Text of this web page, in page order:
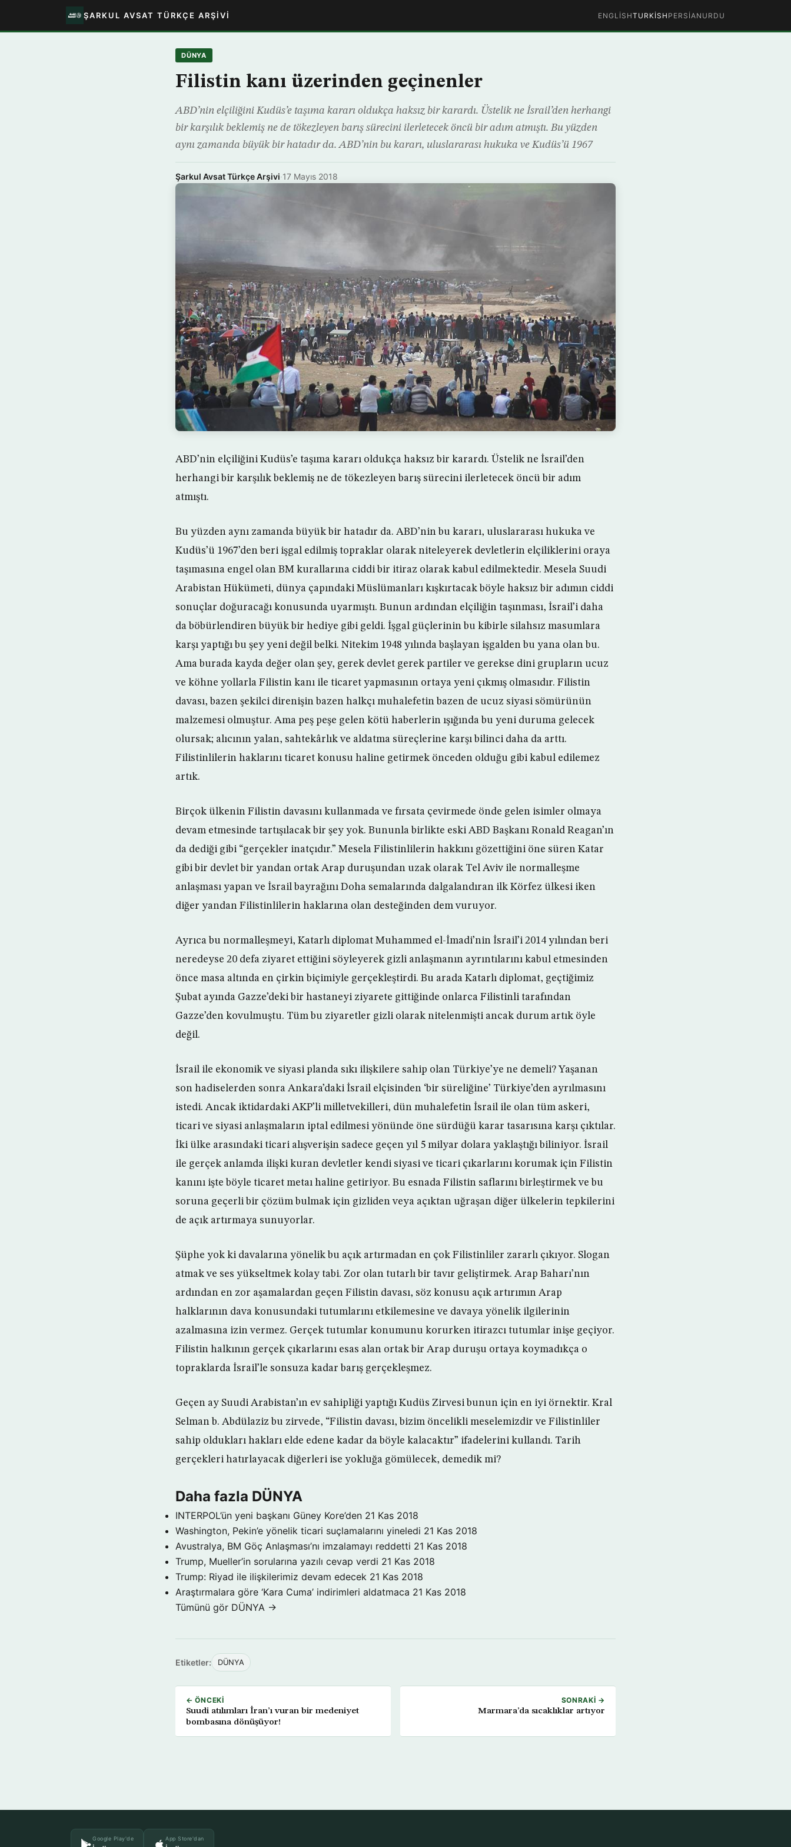
ŞARKUL AVSAT TÜRKÇE ARŞIVI ENGLISHTURKISH PERSIAN URDU
DÜNYA
Filistin kanı üzerinden geçinenler
ABD’nin elçiliğini Kudüs’e taşıma kararı oldukça haksız bir karardı. Üstelik ne İsrail’den herhangi
bir karşılık beklemiş ne de tökezleyen barış sürecini ilerletecek öncü bir adım atmıştı. Bu yüzden
aynı zamanda büyük bir hatadır da. ABD’nin bu kararı, uluslararası hukuka ve Kudüs’ü 1967
Şarkul Avsat Türkçe Arşivi·17 Mayıs 2018
ABD’nin elçiliğini Kudüs’e taşıma kararı oldukça haksız bir karardı. Üstelik ne İsrail’den
herhangi bir karşılık beklemiş ne de tökezleyen barış sürecini ilerletecek öncü bir adım
atmıştı.
Bu yüzden aynı zamanda büyük bir hatadır da. ABD’nin bu kararı, uluslararası hukuka ve
Kudüs’ü 1967’den beri işgal edilmiş topraklar olarak niteleyerek devletlerin elçiliklerini oraya
taşımasına engel olan BM kurallarına ciddi bir itiraz olarak kabul edilmektedir. Mesela Suudi
Arabistan Hükümeti, dünya çapındaki Müslümanları kışkırtacak böyle haksız bir adımın ciddi
sonuçlar doğuracağı konusunda uyarmıştı. Bunun ardından elçiliğin taşınması, İsrail’i daha
da böbürlendiren büyük bir hediye gibi geldi. İşgal güçlerinin bu kibirle silahsız masumlara
karşı yaptığı bu şey yeni değil belki. Nitekim 1948 yılında başlayan işgalden bu yana olan bu.
Ama burada kayda değer olan şey, gerek devlet gerek partiler ve gerekse dini grupların ucuz
ve köhne yollarla Filistin kanı ile ticaret yapmasının ortaya yeni çıkmış olmasıdır. Filistin
davası, bazen şekilci direnişin bazen halkçı muhalefetin bazen de ucuz siyasi sömürünün
malzemesi olmuştur. Ama peş peşe gelen kötü haberlerin ışığında bu yeni duruma gelecek
olursak; alıcının yalan, sahtekârlık ve aldatma süreçlerine karşı bilinci daha da arttı.
Filistinlilerin haklarını ticaret konusu haline getirmek önceden olduğu gibi kabul edilemez
artık.
Birçok ülkenin Filistin davasını kullanmada ve fırsata çevirmede önde gelen isimler olmaya
devam etmesinde tartışılacak bir şey yok. Bununla birlikte eski ABD Başkanı Ronald Reagan’ın
da dediği gibi “gerçekler inatçıdır.” Mesela Filistinlilerin hakkını gözettiğini öne süren Katar
gibi bir devlet bir yandan ortak Arap duruşundan uzak olarak Tel Aviv ile normalleşme
anlaşması yapan ve İsrail bayrağını Doha semalarında dalgalandıran ilk Körfez ülkesi iken
diğer yandan Filistinlilerin haklarına olan desteğinden dem vuruyor.
Ayrıca bu normalleşmeyi, Katarlı diplomat Muhammed el-İmadi’nin İsrail’i 2014 yılından beri
neredeyse 20 defa ziyaret ettiğini söyleyerek gizli anlaşmanın ayrıntılarını kabul etmesinden
önce masa altında en çirkin biçimiyle gerçekleştirdi. Bu arada Katarlı diplomat, geçtiğimiz
Şubat ayında Gazze’deki bir hastaneyi ziyarete gittiğinde onlarca Filistinli tarafından
Gazze’den kovulmuştu. Tüm bu ziyaretler gizli olarak nitelenmişti ancak durum artık öyle
değil.
İsrail ile ekonomik ve siyasi planda sıkı ilişkilere sahip olan Türkiye’ye ne demeli? Yaşanan
son hadiselerden sonra Ankara’daki İsrail elçisinden ‘bir süreliğine’ Türkiye’den ayrılmasını
istedi. Ancak iktidardaki AKP’li milletvekilleri, dün muhalefetin İsrail ile olan tüm askeri,
ticari ve siyasi anlaşmaların iptal edilmesi yönünde öne sürdüğü karar tasarısına karşı çıktılar.
İki ülke arasındaki ticari alışverişin sadece geçen yıl 5 milyar dolara yaklaştığı biliniyor. İsrail
ile gerçek anlamda ilişki kuran devletler kendi siyasi ve ticari çıkarlarını korumak için Filistin
kanını işte böyle ticaret metaı haline getiriyor. Bu esnada Filistin saflarını birleştirmek ve bu
soruna geçerli bir çözüm bulmak için gizliden veya açıktan uğraşan diğer ülkelerin tepkilerini
de açık artırmaya sunuyorlar.
Şüphe yok ki davalarına yönelik bu açık artırmadan en çok Filistinliler zararlı çıkıyor. Slogan
atmak ve ses yükseltmek kolay tabi. Zor olan tutarlı bir tavır geliştirmek. Arap Baharı’nın
ardından en zor aşamalardan geçen Filistin davası, söz konusu açık artırımın Arap
halklarının dava konusundaki tutumlarını etkilemesine ve davaya yönelik ilgilerinin
azalmasına izin vermez. Gerçek tutumlar konumunu korurken itirazcı tutumlar inişe geçiyor.
Filistin halkının gerçek çıkarlarını esas alan ortak bir Arap duruşu ortaya koymadıkça o
topraklarda İsrail’le sonsuza kadar barış gerçekleşmez.
Geçen ay Suudi Arabistan’ın ev sahipliği yaptığı Kudüs Zirvesi bunun için en iyi örnektir. Kral
Selman b. Abdülaziz bu zirvede, “Filistin davası, bizim öncelikli meselemizdir ve Filistinliler
sahip oldukları hakları elde edene kadar da böyle kalacaktır” ifadelerini kullandı. Tarih
gerçekleri hatırlayacak diğerleri ise yokluğa gömülecek, demedik mi?
Daha fazla DÜNYA
INTERPOL’ün yeni başkanı Güney Kore’den 21 Kas 2018
Washington, Pekin’e yönelik ticari suçlamalarını yineledi 21 Kas 2018
Avustralya, BM Göç Anlaşması’nı imzalamayı reddetti 21 Kas 2018
Trump, Mueller’in sorularına yazılı cevap verdi 21 Kas 2018
Trump: Riyad ile ilişkilerimiz devam edecek 21 Kas 2018
Araştırmalara göre ‘Kara Cuma’ indirimleri aldatmaca 21 Kas 2018
Tümünü gör DÜNYA →
Etiketler: DÜNYA
← ÖNCEKI
Suudi atılımları İran’ı vuran bir medeniyet
bombasına dönüşüyor!
SONRAKI →
Marmara’da sıcaklıklar artıyor
Google Play'de App Store'dan